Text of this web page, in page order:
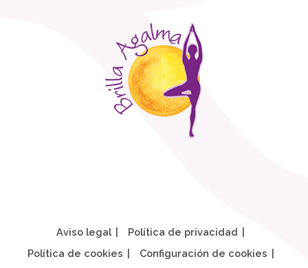
Aviso legal
Política de privacidad
Política de cookies
Configuración de cookies